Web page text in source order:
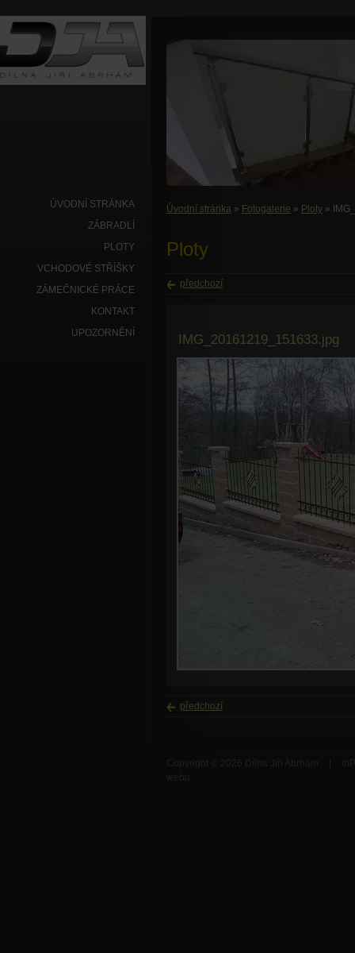
Úvodní stránka » Fotogalerie » Ploty »
Ploty
předchozí
IMG_20161219_151633.jpg
předchozí
ÚVODNÍ STRÁNKA
ZÁBRADLÍ
PLOTY
VCHODOVÉ STŘÍŠKY
ZÁMEČNICKÉ PRÁCE
KONTAKT
UPOZORNĚNÍ